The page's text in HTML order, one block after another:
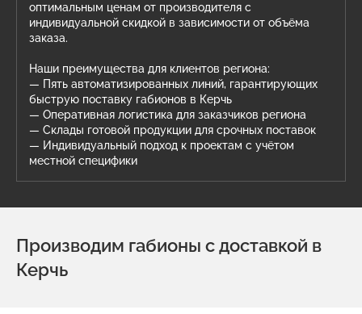
оптимальным ценам от производителя с
индивидуальной скидкой в зависимости от объёма
заказа.
Наши преимущества для клиентов региона:
— Пять автоматизированных линий, гарантирующих
быструю поставку габионов в Керчь
— Оперативная логистика для заказчиков региона
— Склады готовой продукции для срочных поставок
— Индивидуальный подход к проектам с учётом
местной специфики
Производим габионы с доставкой в
Керчь